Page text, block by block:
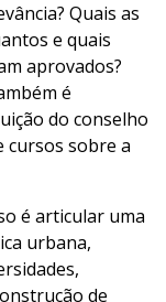
Quais as
e quais
aprovados?
é
do conselho
cursos sobre a
é articular uma
urbana,
de